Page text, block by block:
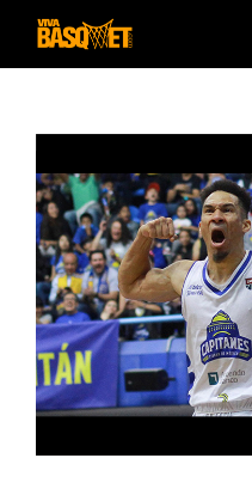
Saltar